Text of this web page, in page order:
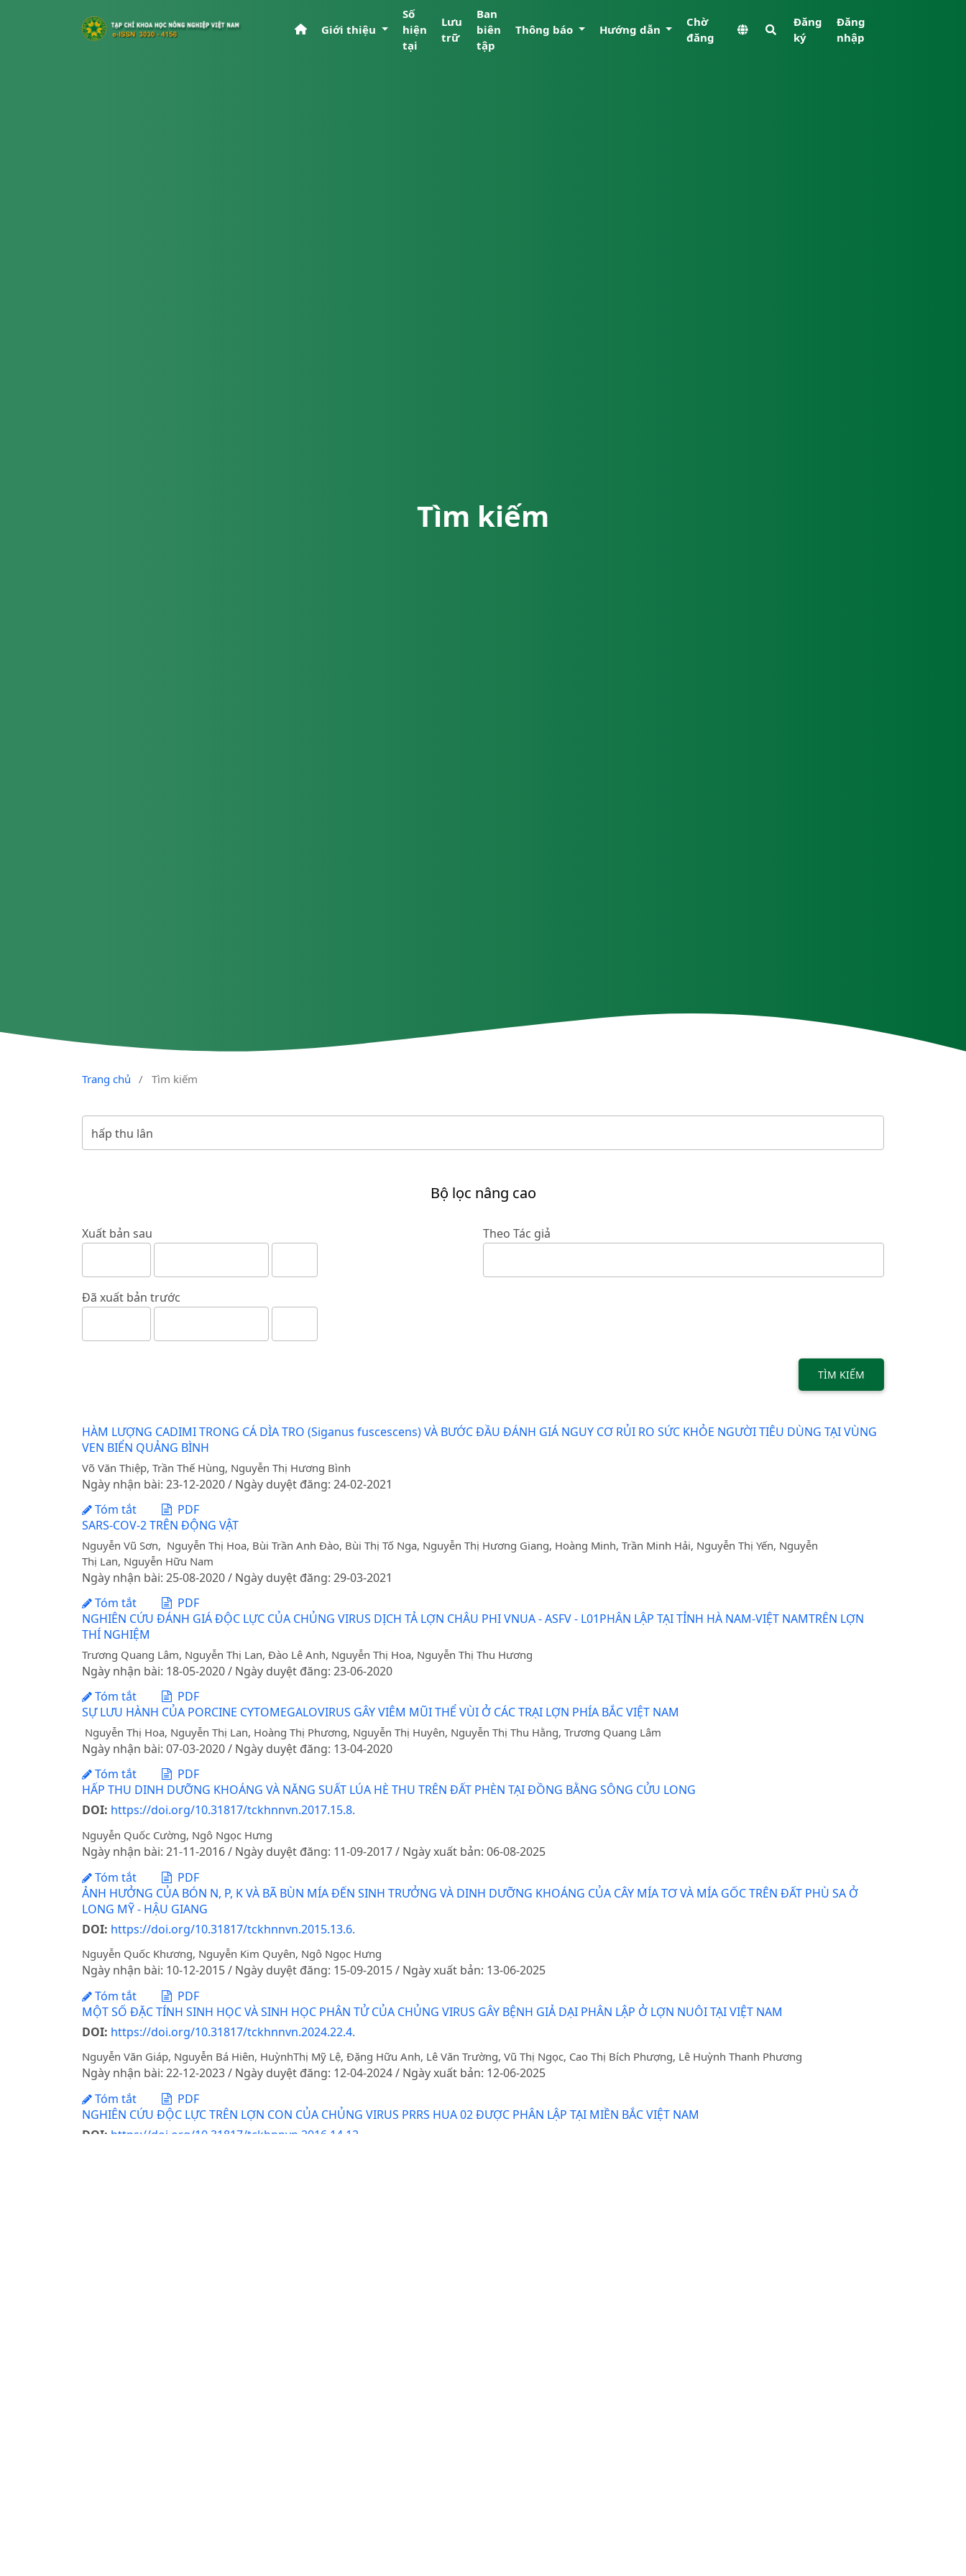
Giới thiệu
Số
hiện
tại
Lưu
trữ
Ban
biên
tập
Thông báo Hướng dẫn
Chờ
đăng
Đăng
ký
Đăng
nhập
Tìm kiếm
Trang chủ / Tìm kiếm
Bộ lọc nâng cao
Xuất bản sau
Đã xuất bản trước
Theo Tác giả
TÌM KIẾM
HÀM LƯỢNG CADIMI TRONG CÁ DÌA TRO (Siganus fuscescens) VÀ BƯỚC ĐẦU ĐÁNH GIÁ NGUY CƠ RỦI RO SỨC KHỎE NGƯỜI TIÊU DÙNG TẠI VÙNG
VEN BIỂN QUẢNG BÌNH
Võ Văn Thiệp, Trần Thế Hùng, Nguyễn Thị Hương Bình
Ngày nhận bài: 23-12-2020 / Ngày duyệt đăng: 24-02-2021
Tóm tắt
PDF
SARS-COV-2 TRÊN ĐỘNG VẬT
Nguyễn Vũ Sơn, Nguyễn Thị Hoa, Bùi Trần Anh Đào, Bùi Thị Tố Nga, Nguyễn Thị Hương Giang, Hoàng Minh, Trần Minh Hải, Nguyễn Thị Yến, Nguyễn
Thị Lan, Nguyễn Hữu Nam
Ngày nhận bài: 25-08-2020 / Ngày duyệt đăng: 29-03-2021
Tóm tắt
PDF
NGHIÊN CỨU ĐÁNH GIÁ ĐỘC LỰC CỦA CHỦNG VIRUS DỊCH TẢ LỢN CHÂU PHI VNUA - ASFV - L01PHÂN LẬP TẠI TỈNH HÀ NAM-VIỆT NAMTRÊN LỢN
THÍ NGHIỆM
Trương Quang Lâm, Nguyễn Thị Lan, Đào Lê Anh, Nguyễn Thị Hoa, Nguyễn Thị Thu Hương
Ngày nhận bài: 18-05-2020 / Ngày duyệt đăng: 23-06-2020
Tóm tắt
PDF
SỰ LƯU HÀNH CỦA PORCINE CYTOMEGALOVIRUS GÂY VIÊM MŨI THỂ VÙI Ở CÁC TRẠI LỢN PHÍA BẮC VIỆT NAM
Nguyễn Thị Hoa, Nguyễn Thị Lan, Hoàng Thị Phương, Nguyễn Thị Huyên, Nguyễn Thị Thu Hằng, Trương Quang Lâm
Ngày nhận bài: 07-03-2020 / Ngày duyệt đăng: 13-04-2020
Tóm tắt
PDF
HẤP THU DINH DƯỠNG KHOÁNG VÀ NĂNG SUẤT LÚA HÈ THU TRÊN ĐẤT PHÈN TẠI ĐỒNG BẰNG SÔNG CỬU LONG
DOI: https://doi.org/10.31817/tckhnnvn.2017.15.8.
Nguyễn Quốc Cường, Ngô Ngọc Hưng
Ngày nhận bài: 21-11-2016 / Ngày duyệt đăng: 11-09-2017 / Ngày xuất bản: 06-08-2025
Tóm tắt
PDF
ẢNH HƯỞNG CỦA BÓN N, P, K VÀ BÃ BÙN MÍA ĐẾN SINH TRƯỞNG VÀ DINH DƯỠNG KHOÁNG CỦA CÂY MÍA TƠ VÀ MÍA GỐC TRÊN ĐẤT PHÙ SA Ở
LONG MỸ - HẬU GIANG
DOI: https://doi.org/10.31817/tckhnnvn.2015.13.6.
Nguyễn Quốc Khương, Nguyễn Kim Quyên, Ngô Ngọc Hưng
Ngày nhận bài: 10-12-2015 / Ngày duyệt đăng: 15-09-2015 / Ngày xuất bản: 13-06-2025
Tóm tắt
PDF
MỘT SỐ ĐẶC TÍNH SINH HỌC VÀ SINH HỌC PHÂN TỬ CỦA CHỦNG VIRUS GÂY BỆNH GIẢ DẠI PHÂN LẬP Ở LỢN NUÔI TẠI VIỆT NAM
DOI: https://doi.org/10.31817/tckhnnvn.2024.22.4.
Nguyễn Văn Giáp, Nguyễn Bá Hiên, HuỳnhThị Mỹ Lệ, Đặng Hữu Anh, Lê Văn Trường, Vũ Thị Ngọc, Cao Thị Bích Phượng, Lê Huỳnh Thanh Phương
Ngày nhận bài: 22-12-2023 / Ngày duyệt đăng: 12-04-2024 / Ngày xuất bản: 12-06-2025
Tóm tắt
PDF
NGHIÊN CỨU ĐỘC LỰC TRÊN LỢN CON CỦA CHỦNG VIRUS PRRS HUA 02 ĐƯỢC PHÂN LẬP TẠI MIỀN BẮC VIỆT NAM
DOI: https://doi.org/10.31817/tckhnnvn.2016.14.12.